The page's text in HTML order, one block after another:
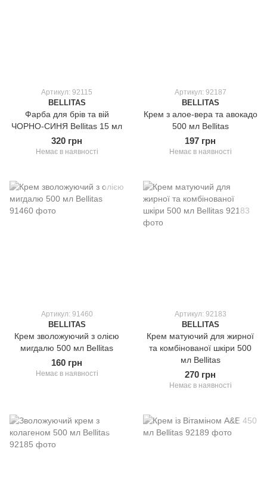
Артикул: 92115
BELLITAS
Фарба для брів та вій
ЧОРНО-СИНЯ Bellitas 15 мл
320 грн
Немає в наявності
Артикул: 92187
BELLITAS
Крем з алое-вера та авокадо
500 мл Bellitas
197 грн
Немає в наявності
Артикул: 91460
BELLITAS
Крем зволожуючий з олією
мигдалю 500 мл Bellitas
160 грн
Немає в наявності
Артикул: 92183
BELLITAS
Крем матуючий для жирної
та комбінованої шкіри 500
мл Bellitas
270 грн
Немає в наявності